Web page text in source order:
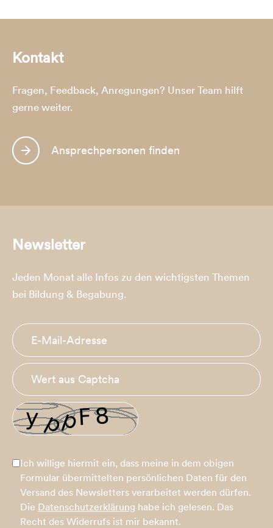
Kontakt
Fragen, Feedback, Anregungen? Unser Team hilft
gerne weiter.
Ansprechpersonen finden
Newsletter
Jeden Monat alle Infos zu den wichtigsten Themen
bei Bildung & Begabung.
Ich willige hiermit ein, dass meine in dem obigen
Formular übermittelten persönlichen Daten für den
Versand des Newsletters verarbeitet werden dürfen.
Die Datenschutzerklärung habe ich gelesen. Das
Recht des Widerrufs ist mir bekannt.